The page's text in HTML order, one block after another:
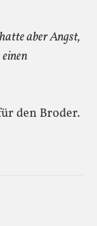
aber Angst,
den Broder.